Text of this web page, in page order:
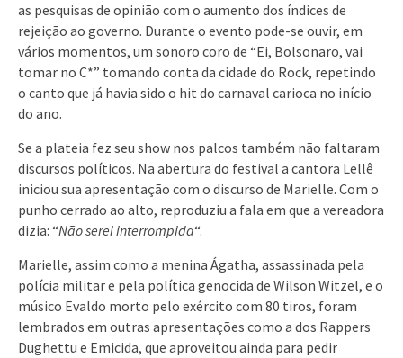
as pesquisas de opinião com o aumento dos índices de
rejeição ao governo. Durante o evento pode-se ouvir, em
vários momentos, um sonoro coro de “Ei, Bolsonaro, vai
tomar no C*” tomando conta da cidade do Rock, repetindo
o canto que já havia sido o hit do carnaval carioca no início
do ano.
Se a plateia fez seu show nos palcos também não faltaram
discursos políticos. Na abertura do festival a cantora Lellê
iniciou sua apresentação com o discurso de Marielle. Com o
punho cerrado ao alto, reproduziu a fala em que a vereadora
dizia: “Não serei interrompida“.
Marielle, assim como a menina Ágatha, assassinada pela
polícia militar e pela política genocida de Wilson Witzel, e o
músico Evaldo morto pelo exército com 80 tiros, foram
lembrados em outras apresentações como a dos Rappers
Dughettu e Emicida, que aproveitou ainda para pedir